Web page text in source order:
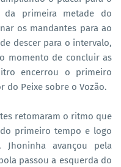
primeira metade do
os mandantes para ao
descer para o intervalo,
momento de concluir as
encerrou o primeiro
do Peixe sobre o Vozão.
retomaram o ritmo que
primeiro tempo e logo
avançou pela
passou a esquerda do